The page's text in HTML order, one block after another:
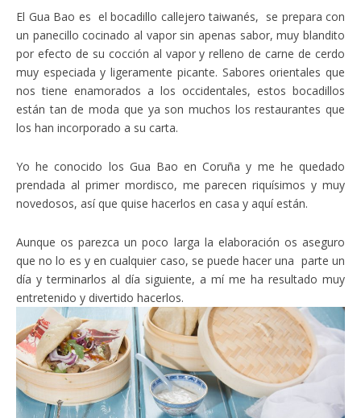
El Gua Bao es el bocadillo callejero taiwanés, se prepara con
un panecillo cocinado al vapor sin apenas sabor, muy blandito
por efecto de su cocción al vapor y relleno de carne de cerdo
muy especiada y ligeramente picante. Sabores orientales que
nos tiene enamorados a los occidentales, estos bocadillos
están tan de moda que ya son muchos los restaurantes que
los han incorporado a su carta.
Yo he conocido los Gua Bao en Coruña y me he quedado
prendada al primer mordisco, me parecen riquísimos y muy
novedosos, así que quise hacerlos en casa y aquí están.
Aunque os parezca un poco larga la elaboración os aseguro
que no lo es y en cualquier caso, se puede hacer una parte un
día y terminarlos al día siguiente, a mí me ha resultado muy
entretenido y divertido hacerlos.